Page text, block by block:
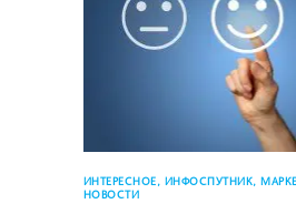
ИНТЕРЕСНОЕ, ИНФОСПУТНИК,
НОВОСТИ